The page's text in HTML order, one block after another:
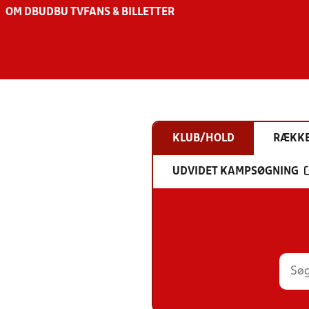
OM DBU DBU TV FANS & BILLETTER
KLUB/HOLD
UDVIDET KAMPSØGNING